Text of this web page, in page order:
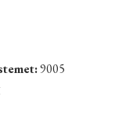
9005